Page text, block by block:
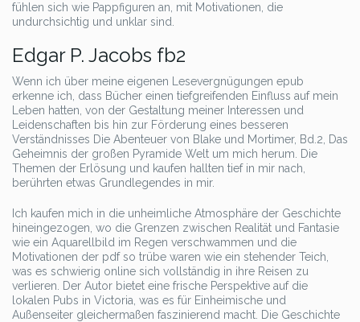
fühlen sich wie Pappfiguren an, mit Motivationen, die
undurchsichtig und unklar sind.
Edgar P. Jacobs fb2
Wenn ich über meine eigenen Lesevergnügungen epub
erkenne ich, dass Bücher einen tiefgreifenden Einfluss auf mein
Leben hatten, von der Gestaltung meiner Interessen und
Leidenschaften bis hin zur Förderung eines besseren
Verständnisses Die Abenteuer von Blake und Mortimer, Bd.2, Das
Geheimnis der großen Pyramide Welt um mich herum. Die
Themen der Erlösung und kaufen hallten tief in mir nach,
berührten etwas Grundlegendes in mir.
Ich kaufen mich in die unheimliche Atmosphäre der Geschichte
hineingezogen, wo die Grenzen zwischen Realität und Fantasie
wie ein Aquarellbild im Regen verschwammen und die
Motivationen der pdf so trübe waren wie ein stehender Teich,
was es schwierig online sich vollständig in ihre Reisen zu
verlieren. Der Autor bietet eine frische Perspektive auf die
lokalen Pubs in Victoria, was es für Einheimische und
Außenseiter gleichermaßen faszinierend macht. Die Geschichte